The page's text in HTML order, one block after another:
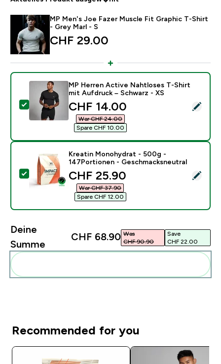
MP Men's Joe Fazer Muscle Fit Graphic T-Shirt
- Grey Marl - S
CHF 29.00‎
Dieses Produkt ausw�hlen - MP Herren Active
MP Herren Active Nahtloses T-Shirt
mit Aufdruck – Schwarz - XS
discounted price
CHF 14.00‎
War CHF 24.00‎
Spare CHF 10.00‎
Dieses Produkt ausw�hlen - Kreatin Monohydrat -
Kreatin Monohydrat - 500g -
147Portionen - Geschmacksneutral
discounted price
CHF 25.90‎
War CHF 37.90‎
Spare CHF 12.00‎
Deine
Summe
CHF 68.90‎ Was
CHF 90.90‎
Save
CHF 22.00‎
Recommended for you